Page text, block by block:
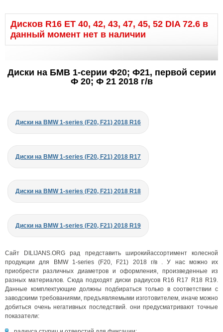
Дисков R16 ET 40, 42, 43, 47, 45, 52 DIA 72.6 в
данный момент нет в наличии
Диски на БМВ 1-серии Ф20; Ф21, первой серии
Ф 20; Ф 21 2018 г/в
Диски на BMW 1-series (F20, F21) 2018 R16
Диски на BMW 1-series (F20, F21) 2018 R17
Диски на BMW 1-series (F20, F21) 2018 R18
Диски на BMW 1-series (F20, F21) 2018 R19
Сайт DILIJANS.ORG рад представить широкийассортимент колесной
продукции для BMW 1-series (F20, F21) 2018 г/в . У нас можно их
приобрести различных диаметров и оформления, произведенные из
разных материалов. Сюда подходят диски радиусов R16 R17 R18 R19.
Данные комплектующие должны подбираться только в соответствии с
заводскими требованиями, предъявляемыми изготовителем, иначе можно
добиться очень негативных последствий. они предусматривают точные
показатели: